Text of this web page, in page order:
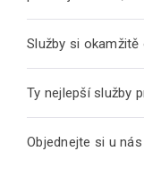
Služby si
Ty nejlepší služby
Objednejte si u